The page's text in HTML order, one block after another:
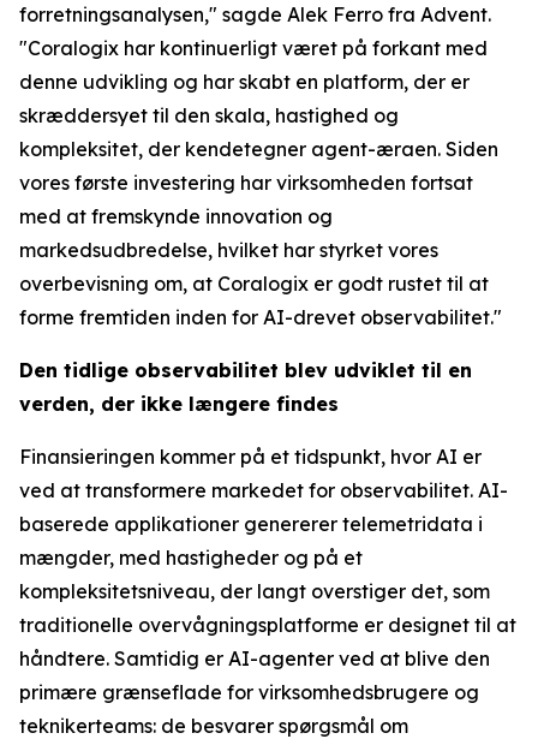
forretningsanalysen," sagde Alek Ferro fra Advent.
"Coralogix har kontinuerligt været på forkant med
denne udvikling og har skabt en platform, der er
skræddersyet til den skala, hastighed og
kompleksitet, der kendetegner agent-æraen. Siden
vores første investering har virksomheden fortsat
med at fremskynde innovation og
markedsudbredelse, hvilket har styrket vores
overbevisning om, at Coralogix er godt rustet til at
forme fremtiden inden for AI-drevet observabilitet."
Den tidlige observabilitet blev udviklet til en
verden, der ikke længere findes
Finansieringen kommer på et tidspunkt, hvor AI er
ved at transformere markedet for observabilitet. AI-
baserede applikationer genererer telemetridata i
mængder, med hastigheder og på et
kompleksitetsniveau, der langt overstiger det, som
traditionelle overvågningsplatforme er designet til at
håndtere. Samtidig er AI-agenter ved at blive den
primære grænseflade for virksomhedsbrugere og
teknikerteams: de besvarer spørgsmål om